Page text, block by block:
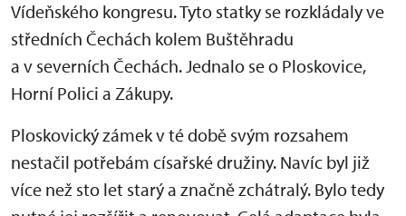
Vídeňského kongresu. Tyto statky se rozkládaly ve
středních Čechách kolem Buštěhradu
a v severních Čechách. Jednalo se o Ploskovice,
Horní Polici a Zákupy.
Ploskovický zámek v té době svým rozsahem
nestačil potřebám císařské družiny. Navíc byl již
více než sto let starý a značně zchátralý. Bylo tedy